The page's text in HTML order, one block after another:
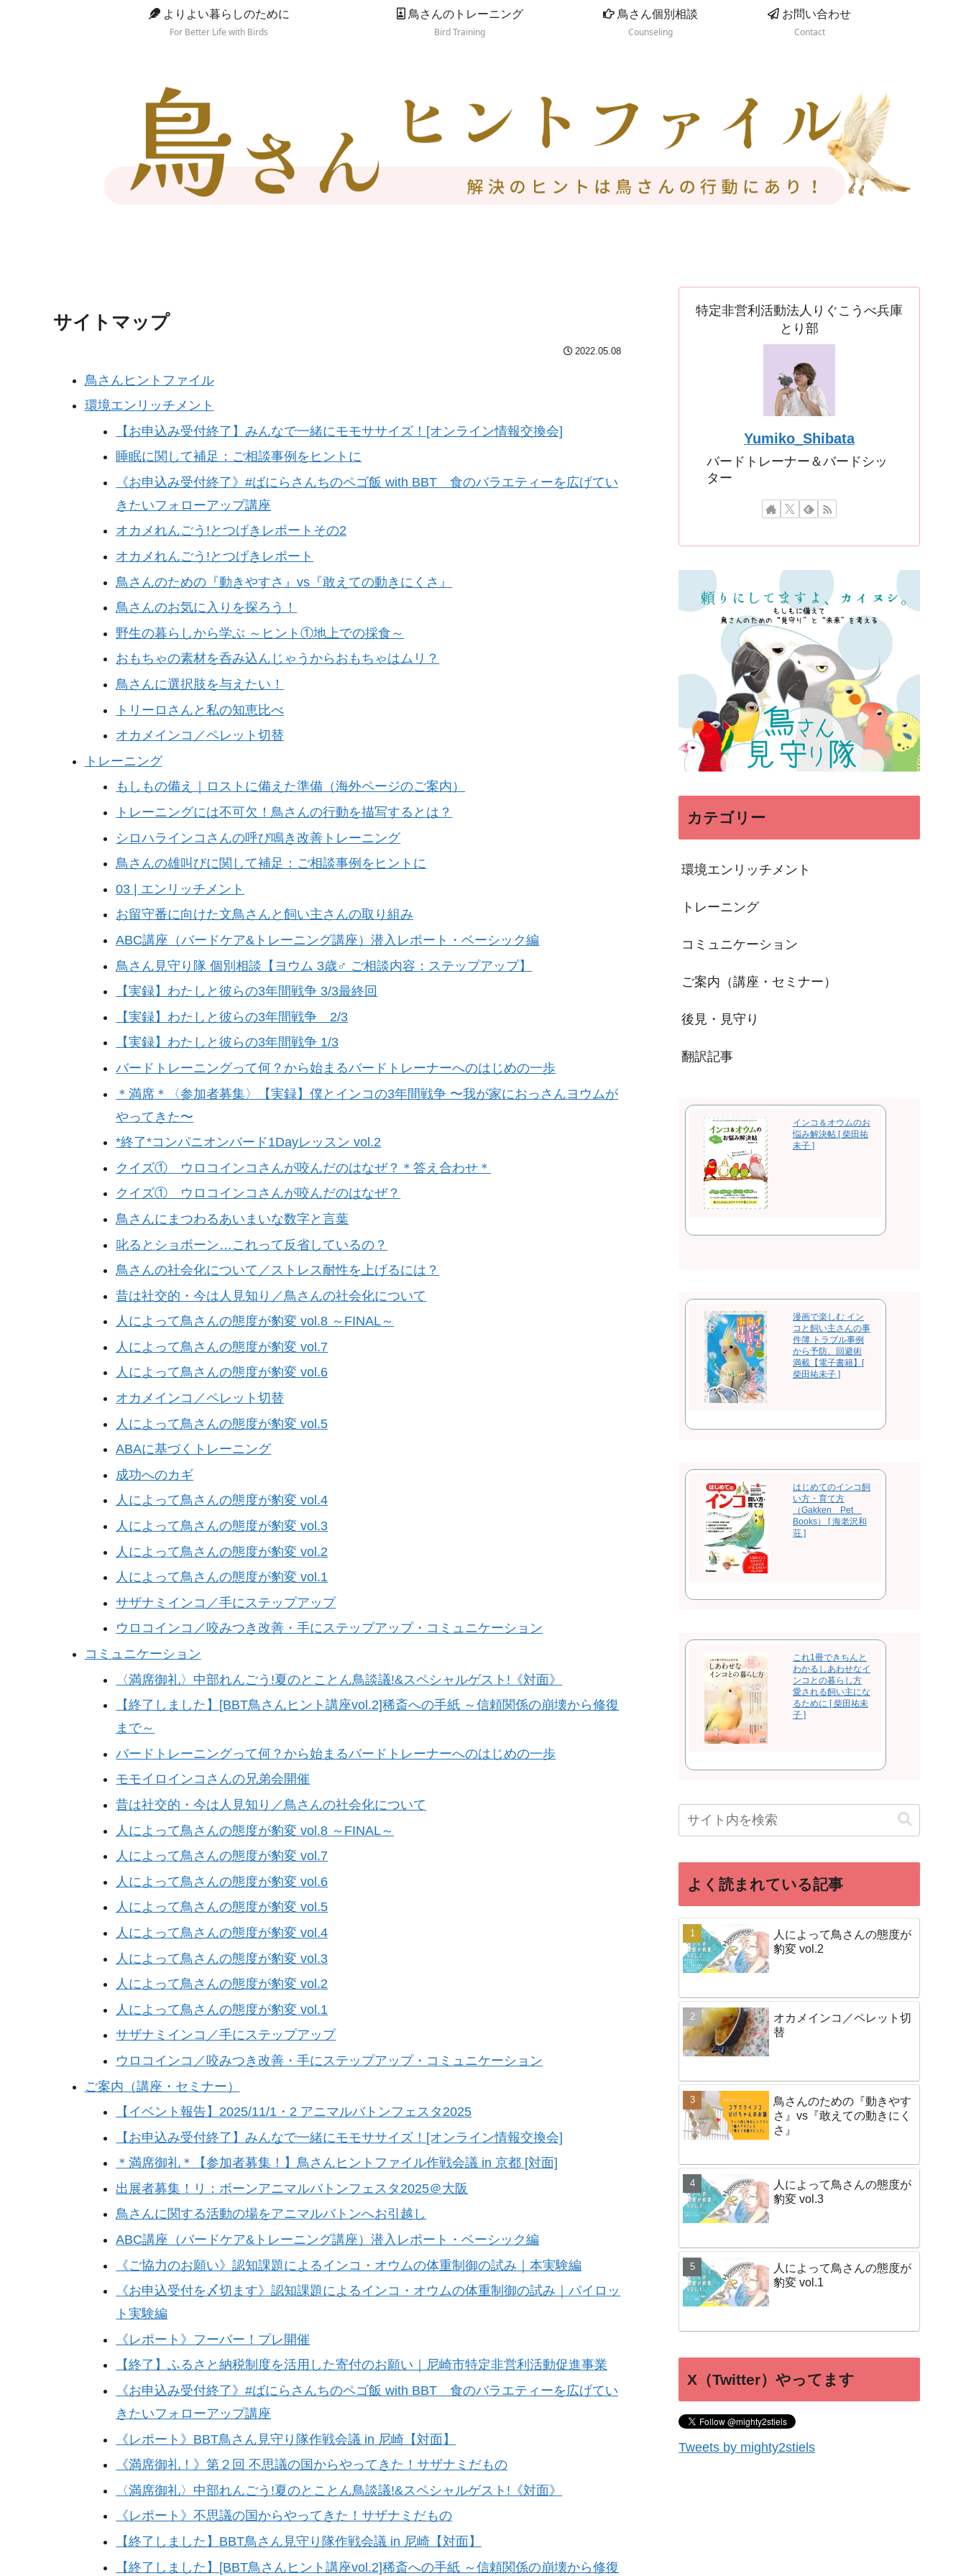
よりよい暮らしのために
For Better Life with Birds
鳥さんのトレーニング
Bird Training
鳥さん個別相談
Counseling
お問い合わせ
Contact
サイトマップ
2022.05.08
鳥さんヒントファイル
環境エンリッチメント
【お申込み受付終了】みんなで一緒にモモササイズ！[オンライン情報交換会]
睡眠に関して補足：ご相談事例をヒントに
《お申込み受付終了》#ばにらさんちのペゴ飯 with BBT 食のバラエティーを広げてい
きたいフォローアップ講座
オカメれんごう!とつげきレポートその2
オカメれんごう!とつげきレポート
鳥さんのための『動きやすさ』vs『敢えての動きにくさ』
鳥さんのお気に入りを探ろう！
野生の暮らしから学ぶ ～ヒント①地上での採食～
おもちゃの素材を呑み込んじゃうからおもちゃはムリ？
鳥さんに選択肢を与えたい！
トリーロさんと私の知恵比べ
オカメインコ／ペレット切替
トレーニング
もしもの備え｜ロストに備えた準備（海外ページのご案内）
トレーニングには不可欠！鳥さんの行動を描写するとは？
シロハラインコさんの呼び鳴き改善トレーニング
鳥さんの雄叫びに関して補足：ご相談事例をヒントに
03 | エンリッチメント
お留守番に向けた文鳥さんと飼い主さんの取り組み
ABC講座（バードケア&トレーニング講座）潜入レポート・ベーシック編
鳥さん見守り隊 個別相談【ヨウム 3歳♂ ご相談内容：ステップアップ】
【実録】わたしと彼らの3年間戦争 3/3最終回
【実録】わたしと彼らの3年間戦争 2/3
【実録】わたしと彼らの3年間戦争 1/3
バードトレーニングって何？から始まるバードトレーナーへのはじめの一歩
＊満席＊〈参加者募集〉【実録】僕とインコの3年間戦争 〜我が家におっさんヨウムが
やってきた〜
*終了*コンパニオンバード1Dayレッスン vol.2
クイズ① ウロコインコさんが咬んだのはなぜ？＊答え合わせ＊
クイズ① ウロコインコさんが咬んだのはなぜ？
鳥さんにまつわるあいまいな数字と言葉
叱るとショボーン…これって反省しているの？
鳥さんの社会化について／ストレス耐性を上げるには？
昔は社交的・今は人見知り／鳥さんの社会化について
人によって鳥さんの態度が豹変 vol.8 ～FINAL～
人によって鳥さんの態度が豹変 vol.7
人によって鳥さんの態度が豹変 vol.6
オカメインコ／ペレット切替
人によって鳥さんの態度が豹変 vol.5
ABAに基づくトレーニング
成功へのカギ
人によって鳥さんの態度が豹変 vol.4
人によって鳥さんの態度が豹変 vol.3
人によって鳥さんの態度が豹変 vol.2
人によって鳥さんの態度が豹変 vol.1
サザナミインコ／手にステップアップ
ウロコインコ／咬みつき改善・手にステップアップ・コミュニケーション
コミュニケーション
〈満席御礼〉中部れんごう!夏のとことん鳥談議!&スペシャルゲスト!《対面》
【終了しました】[BBT鳥さんヒント講座vol.2]稀斎への手紙 ～信頼関係の崩壊から修復
まで～
バードトレーニングって何？から始まるバードトレーナーへのはじめの一歩
モモイロインコさんの兄弟会開催
昔は社交的・今は人見知り／鳥さんの社会化について
人によって鳥さんの態度が豹変 vol.8 ～FINAL～
人によって鳥さんの態度が豹変 vol.7
人によって鳥さんの態度が豹変 vol.6
人によって鳥さんの態度が豹変 vol.5
人によって鳥さんの態度が豹変 vol.4
人によって鳥さんの態度が豹変 vol.3
人によって鳥さんの態度が豹変 vol.2
人によって鳥さんの態度が豹変 vol.1
サザナミインコ／手にステップアップ
ウロコインコ／咬みつき改善・手にステップアップ・コミュニケーション
ご案内（講座・セミナー）
【イベント報告】2025/11/1・2 アニマルバトンフェスタ2025
【お申込み受付終了】みんなで一緒にモモササイズ！[オンライン情報交換会]
＊満席御礼＊【参加者募集！】鳥さんヒントファイル作戦会議 in 京都 [対面]
出展者募集！リ：ボーンアニマルバトンフェスタ2025＠大阪
鳥さんに関する活動の場をアニマルバトンへお引越し
ABC講座（バードケア&トレーニング講座）潜入レポート・ベーシック編
《ご協力のお願い》認知課題によるインコ・オウムの体重制御の試み｜本実験編
《お申込受付を〆切ます》認知課題によるインコ・オウムの体重制御の試み｜パイロッ
ト実験編
《レポート》フーバー！プレ開催
【終了】ふるさと納税制度を活用した寄付のお願い｜尼崎市特定非営利活動促進事業
《お申込み受付終了》#ばにらさんちのペゴ飯 with BBT 食のバラエティーを広げてい
きたいフォローアップ講座
《レポート》BBT鳥さん見守り隊作戦会議 in 尼崎【対面】
《満席御礼！》第２回 不思議の国からやってきた！サザナミだもの
〈満席御礼〉中部れんごう!夏のとことん鳥談議!&スペシャルゲスト!《対面》
《レポート》不思議の国からやってきた！サザナミだもの
【終了しました】BBT鳥さん見守り隊作戦会議 in 尼崎【対面】
【終了しました】[BBT鳥さんヒント講座vol.2]稀斎への手紙 ～信頼関係の崩壊から修復
特定非営利活動法人りぐこうべ兵庫
とり部
Yumiko_Shibata
バードトレーナー＆バードシッ
ター
カテゴリー
環境エンリッチメント
トレーニング
コミュニケーション
ご案内（講座・セミナー）
後見・見守り
翻訳記事
インコ＆オウムのお
悩み解決帖 [ 柴田祐
未子 ]
漫画で楽しむ イン
コと飼い主さんの事
件簿 トラブル事例
から予防、回避術
満載【電子書籍】[
柴田祐未子 ]
はじめてのインコ飼
い方・育て方
（Gakken Pet
Books） [ 海老沢和
荘 ]
これ1冊できちんと
わかるしあわせなイ
ンコとの暮らし方
愛される飼い主にな
るために [ 柴田祐未
子 ]
よく読まれている記事
人によって鳥さんの態度が
豹変 vol.2
オカメインコ／ペレット切
替
鳥さんのための『動きやす
さ』vs『敢えての動きにく
さ』
人によって鳥さんの態度が
豹変 vol.3
人によって鳥さんの態度が
豹変 vol.1
X（Twitter）やってます
Tweets by mighty2stiels